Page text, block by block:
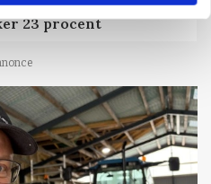
23 procent